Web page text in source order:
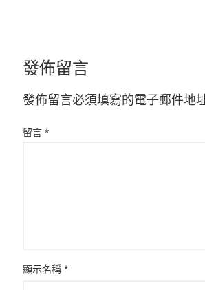
發佈留言
發佈留言必須填寫的電子郵件地
留言 *
顯示名稱 *